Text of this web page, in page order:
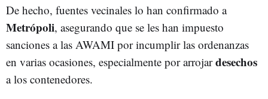
De hecho, fuentes vecinales lo han confirmado a
Metrópoli, asegurando que se les han impuesto
sanciones a las AWAMI por incumplir las ordenanzas
en varias ocasiones, especialmente por arrojardesechos
a los contenedores.